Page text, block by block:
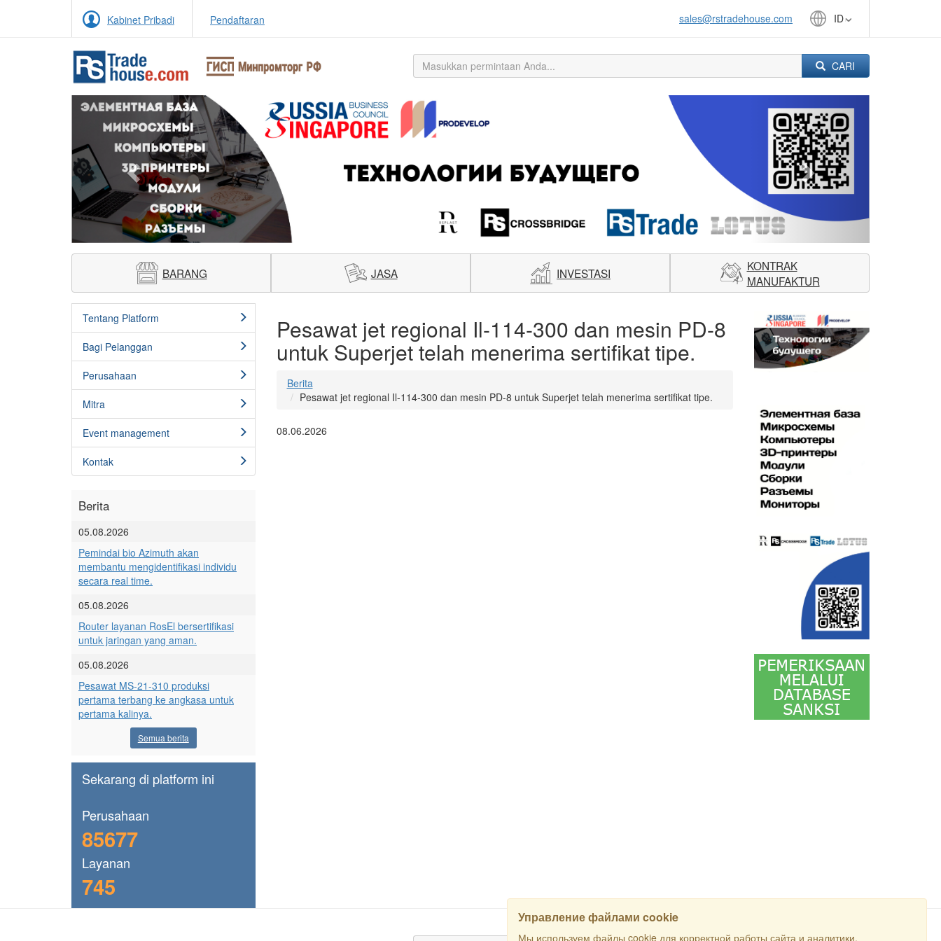
Kabinet Pribadi Pendaftaran sales@rstradehouse.com ID
CARI
Previous Next
BARANG JASA INVESTASI
KONTRAK
MANUFAKTUR
Tentang Platform
Bagi Pelanggan
Perusahaan
Mitra
Event management
Kontak
Berita
05.08.2026
Pemindai bio Azimuth akan
membantu mengidentifikasi individu
secara real time.
05.08.2026
Router layanan RosEl bersertifikasi
untuk jaringan yang aman.
05.08.2026
Pesawat MS-21-310 produksi
pertama terbang ke angkasa untuk
pertama kalinya.
Semua berita
Sekarang di platform ini
Perusahaan
85677
Layanan
745
Pesawat jet regional Il-114-300 dan mesin PD-8
untuk Superjet telah menerima sertifikat tipe.
Berita
Pesawat jet regional Il-114-300 dan mesin PD-8 untuk Superjet telah menerima sertifikat tipe.
08.06.2026
Управление файлами cookie
Мы используем файлы cookie для корректной работы сайта и аналитики.